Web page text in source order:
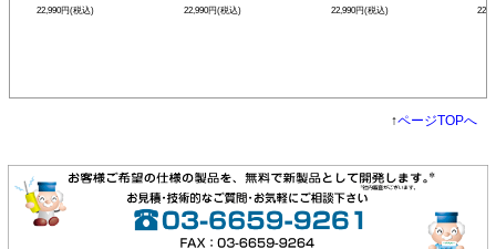
22,990円(税込)
22,990円(税込)
22,990円(税込)
↑ページTOPへ